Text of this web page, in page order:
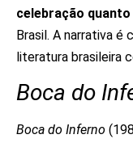
celebração
Brasil. A narrativa é
literatura brasileira
Boca do
Boca do Inferno